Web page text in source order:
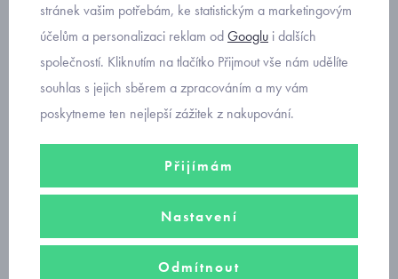
teplé dívčí ponožky froté
mrož Trepon
stránek vašim potřebám, ke statistickým a marketingovým
účelům a personalizaci reklam odGooglu i dalších
společností. Kliknutím na tlačítko Přijmout vše nám udělíte
souhlas s jejich sběrem a zpracováním a my vám
poskytneme ten nejlepší zážitek z nakupování.
Přijímám
Nastavení
Odmítnout